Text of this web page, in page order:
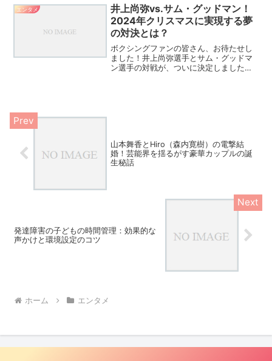
と優勝への熱い思いが伝わってきまし
た！大谷翔平、左肩の痛み...
エンタメ
井上尚弥vs.サム・グッドマン！
2024年クリスマスに実現する夢
の対決とは？
ボクシングファンの皆さん、お待たせし
ました！井上尚弥選手とサム・グッドマ
ン選手の対戦が、ついに決定しました
山本舞香とHiro（森内寛樹）の電撃結
婚！芸能界を揺るがす豪華カップルの誕
生秘話
発達障害の子どもの時間管理：効果的な
声かけと環境設定のコツ
ホーム エンタメ